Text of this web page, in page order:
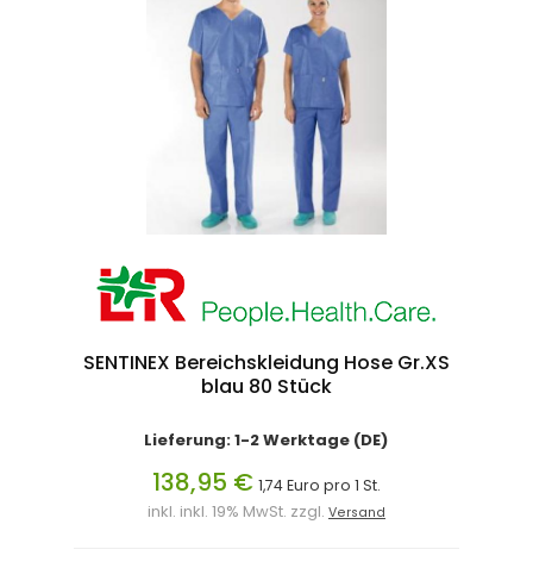
SENTINEX Bereichskleidung Hose Gr.XS
blau 80 Stück
Lieferung: 1-2 Werktage (DE)
138,95 € 1,74 Euro pro 1 St.
inkl. inkl. 19% MwSt. zzgl. Versand